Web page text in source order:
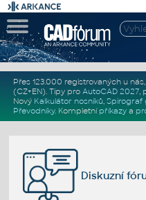
Přes 123.000 registrovaných u
(CZ+EN). Tipy pro AutoCAD 2027,
Nový Kalkulátor nosníků, Spirograf
Převodníky. Kompletní příkazya
Diskuzní